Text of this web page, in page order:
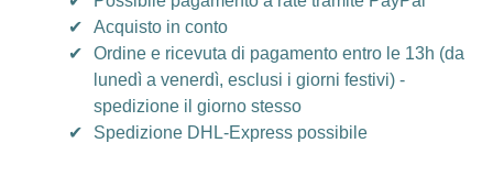
✔
Acquisto in conto
✔
Ordine e ricevuta di pagamento entro le 13h (da
lunedì a venerdì, esclusi i giorni festivi) -
spedizione il giorno stesso
✔
Spedizione DHL-Express possibile